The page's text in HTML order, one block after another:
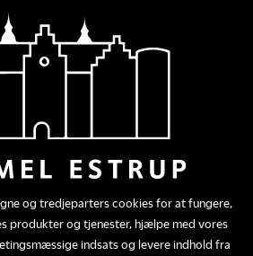
mange varianter, som fx
med smag af lakrids og
salmiak lakrids
Jordbær/rabarber
og tredjeparters cookies for at fungere,
produkter og tjenester, hjælpe med vores
indsats og levere indhold fra